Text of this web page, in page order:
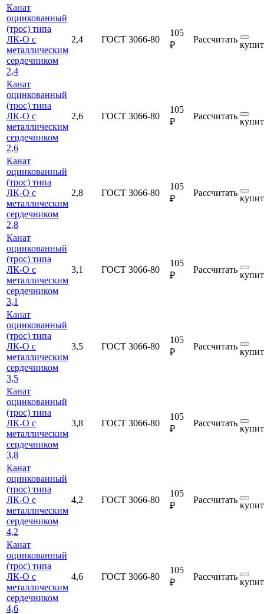
Канат
оцинкованный
(трос) типа
ЛК-О с
металлическим
сердечником
2,4
2,4 ГОСТ 3066-80
105
₽
Рассчитать
Канат
оцинкованный
(трос) типа
ЛК-О с
металлическим
сердечником
2,6
2,6 ГОСТ 3066-80
105
₽
Рассчитать
Канат
оцинкованный
(трос) типа
ЛК-О с
металлическим
сердечником
2,8
2,8 ГОСТ 3066-80
105
₽
Рассчитать
Канат
оцинкованный
(трос) типа
ЛК-О с
металлическим
сердечником
3,1
3,1 ГОСТ 3066-80
105
₽
Рассчитать
Канат
оцинкованный
(трос) типа
ЛК-О с
металлическим
сердечником
3,5
3,5 ГОСТ 3066-80
105
₽
Рассчитать
Канат
оцинкованный
(трос) типа
ЛК-О с
металлическим
сердечником
3,8
3,8 ГОСТ 3066-80
105
₽
Рассчитать
Канат
оцинкованный
(трос) типа
ЛК-О с
металлическим
сердечником
4,2
4,2 ГОСТ 3066-80
105
₽
Рассчитать
Канат
оцинкованный
(трос) типа
ЛК-О с
металлическим
сердечником
4,6
4,6 ГОСТ 3066-80
105
₽
Рассчитать